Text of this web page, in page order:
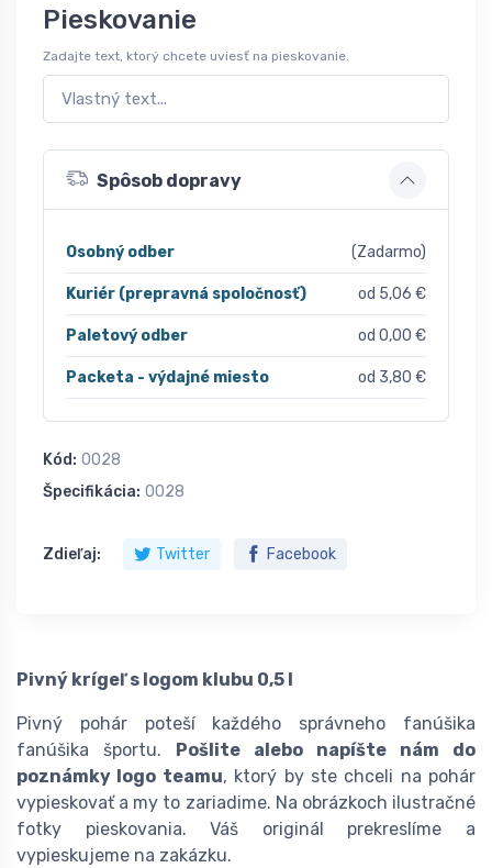
Pieskovanie
Zadajte text, ktorý chcete uviesť na pieskovanie.
Spôsob dopravy
Osobný odber (Zadarmo)
Kuriér (prepravná spoločnosť) od 5,06 €
Paletový odber od 0,00 €
Packeta - výdajné miesto od 3,80 €
Kód: 0028
Špecifikácia: 0028
Zdieľaj: Twitter Facebook
Pivný krígeľ s logom klubu 0,5 l
Pivný pohár poteší každého správneho fanúšika
fanúšika športu.
Pošlite alebo napíšte nám do
poznámky logo teamu, ktorý by ste chceli na pohár
vypieskovať a my to zariadime. Na obrázkoch ilustračné
fotky pieskovania. Váš originál prekreslíme a
vypieskujeme na zakázku.